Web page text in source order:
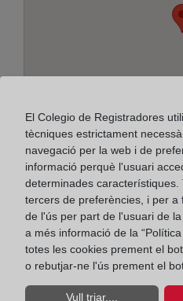
Adreça:
Pza. de la Constitución,
28944
Horario:
El Colegio de Registradores
tècniques estrictament
navegació per la web i de
informació perquè l'usuari
determinades característiques.
tercers de preferències, i per
de l'ús per part de l'usuari de
a més informació de la
totes les cookies prement el
o rebutjar-ne l'ús prement el
Vull triar....